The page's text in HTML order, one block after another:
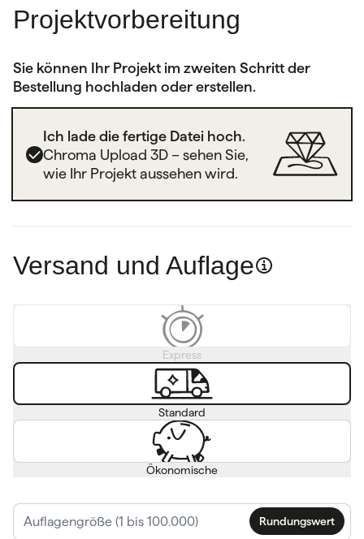
Projektvorbereitung
Sie können Ihr Projekt im zweiten Schritt der
Bestellung hochladen oder erstellen.
Ich lade die fertige Datei hoch.
Chroma Upload 3D – sehen Sie,
wie Ihr Projekt aussehen wird.
Versand und Auflage
Express
Standard
Ökonomische
Rundungswert